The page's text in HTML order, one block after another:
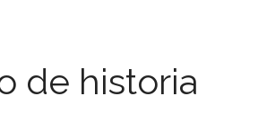
de historia